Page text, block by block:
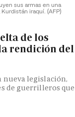
sus armas en una
iraquí. (AFP)
de los
rendición del
legislación,
de guerrilleros que